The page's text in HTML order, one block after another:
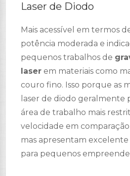
Laser de Diodo
Mais acessível em termos
potência moderada e
pequenos trabalhos de
laser em materiais como
couro fino. Isso porque as
laser de diodo geralmente
área de trabalho mais
velocidade em comparação
mas apresentam
para pequenos